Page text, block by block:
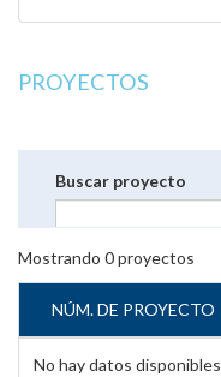
PROYECTOS
Buscar proyecto
Mostrando 0proyectos
NÚM. DE PROYECTO
No hay datos disponibles